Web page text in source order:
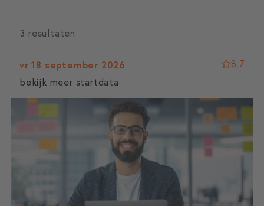
3 resultaten
vr 18 september 2026
bekijk meer startdata
8,7